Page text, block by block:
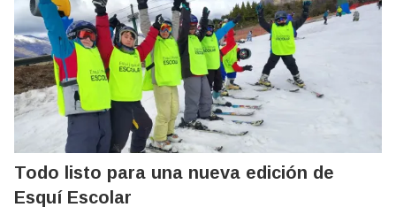
Todo listo para una nueva edición de
Esquí Escolar